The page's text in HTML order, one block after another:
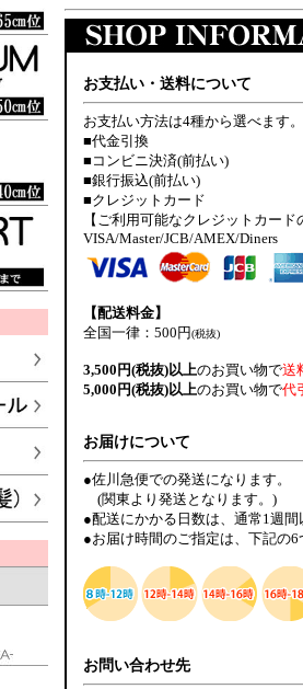
お支払い・送料について
お支払い方法は4種から選べます。
■代金引換
■コンビニ決済(前払い)
■銀行振込(前払い)
■クレジットカード
【ご利用可能なクレジットカード
VISA/Master/JCB/AMEX/Diners
【配送料金】
全国一律：500円(税抜)
3,500円(税抜)以上のお買い物で送
5,000円(税抜)以上のお買い物で代
お届けについて
●佐川急便での発送になります。
(関東より発送となります。)
●配送にかかる日数は、通常1週
●お届け時間のご指定は、下記の
お問い合わせ先